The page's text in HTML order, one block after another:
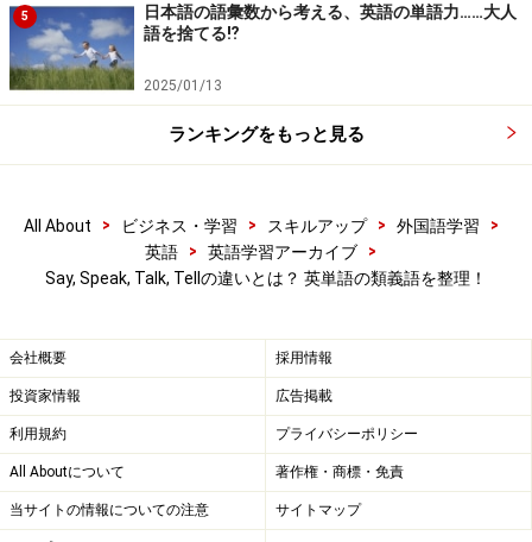
Speak
一方通行の「話す」
5
日本語の語彙数から考える、英語の単語力……大人
語を捨てる⁉
2025/01/13
ランキングをもっと見る
All About > ビジネス・学習 > スキルアップ > 外国語学習
>
英語
> 英語学習アーカイブ
>
Say, Speak, Talk, Tellの違いとは？ 英単語の類義語を整理！
会社概要 採用情報
投資家情報 広告掲載
利用規約 プライバシーポリシー
All Aboutについて 著作権・商標・免責
当サイトの情報についての注意 サイトマップ